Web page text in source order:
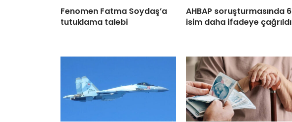
Fenomen Fatma Soydaş’a
tutuklama talebi
AHBAP soruşturmasında 6
isim daha ifadeye çağrıldı